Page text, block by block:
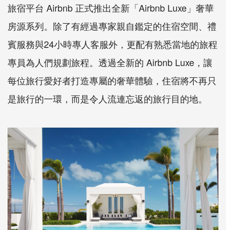
旅宿平台 Airbnb 正式推出全新「Airbnb Luxe 」奢華
房源系列。除了有經過專家親自鑑定的住宿空間、禮
賓服務與24小時專人客服外，更配有熟悉當地的旅程
專員為人們規劃旅程。透過全新的 Airbnb Luxe ，讓
每位旅行愛好者打造專屬的奢華體驗，住宿將不再只
是旅行的一環，而是令人流連忘返的旅行目的地。